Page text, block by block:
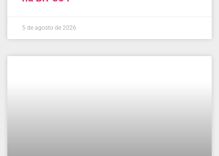
5 de agosto de 2026